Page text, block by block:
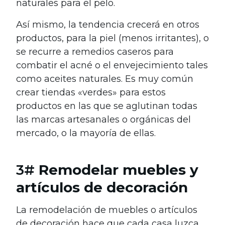
naturales para el pelo.
Así mismo, la tendencia crecerá en otros
productos, para la piel (menos irritantes), o
se recurre a remedios caseros para
combatir el acné o el envejecimiento tales
como aceites naturales. Es muy común
crear tiendas «verdes» para estos
productos en las que se aglutinan todas
las marcas artesanales o orgánicas del
mercado, o la mayoría de ellas.
3# Remodelar muebles y
artículos de decoración
La remodelación de muebles o artículos